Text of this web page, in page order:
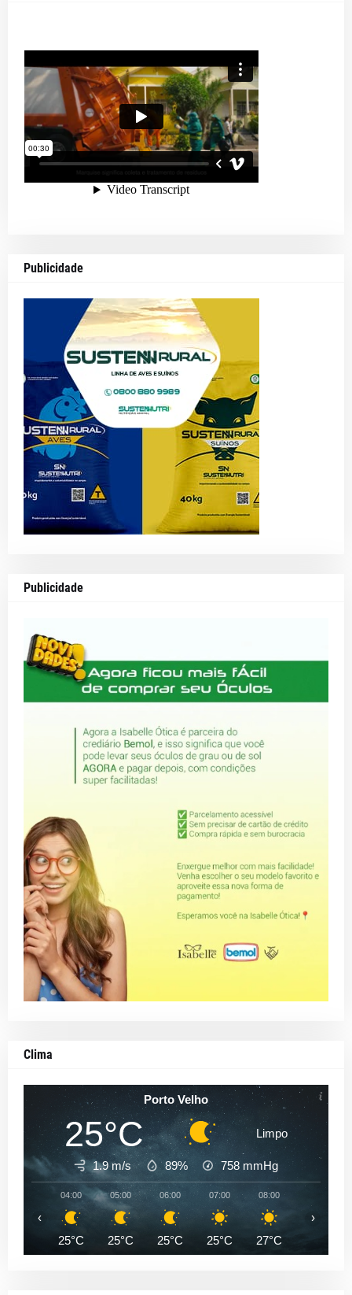
Publicidade
Publicidade
Clima
Porto Velho
25°C Limpo
1.9 m/s 89% 758 mmHg
04:00
25°C
05:00
25°C
06:00
25°C
07:00
25°C
08:00
27°C
‹ ›